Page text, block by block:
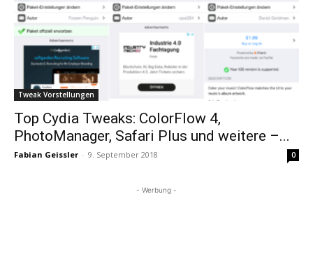
Tweak Vorstellungen
Top Cydia Tweaks: ColorFlow 4,
PhotoManager, Safari Plus und weitere –...
Fabian Geissler - 9. September 2018 0
- Werbung -